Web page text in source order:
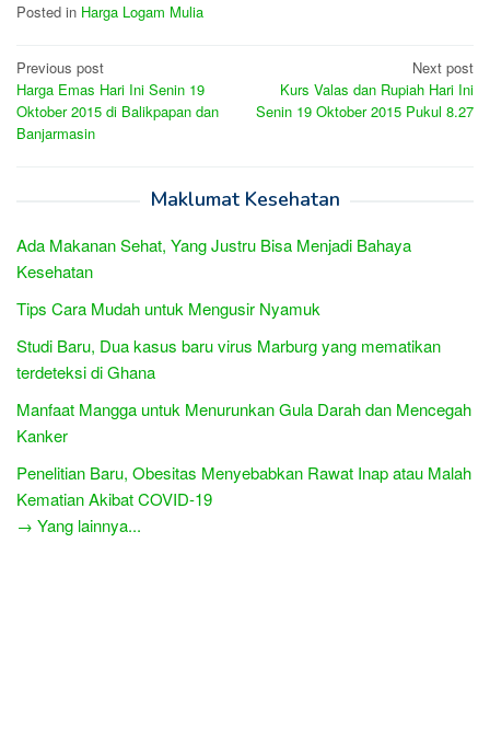
Posted in Harga Logam Mulia
Post
navigation
Previous post
Harga Emas Hari Ini Senin 19
Oktober 2015 di Balikpapan dan
Banjarmasin
Next post
Kurs Valas dan Rupiah Hari Ini
Senin 19 Oktober 2015 Pukul 8.27
Maklumat Kesehatan
Ada Makanan Sehat, Yang Justru Bisa Menjadi Bahaya
Kesehatan
Tips Cara Mudah untuk Mengusir Nyamuk
Studi Baru, Dua kasus baru virus Marburg yang mematikan
terdeteksi di Ghana
Manfaat Mangga untuk Menurunkan Gula Darah dan Mencegah
Kanker
Penelitian Baru, Obesitas Menyebabkan Rawat Inap atau Malah
Kematian Akibat COVID-19
→ Yang lainnya...